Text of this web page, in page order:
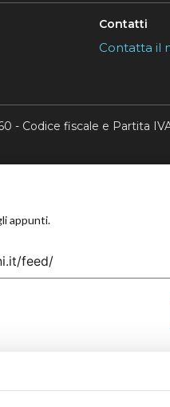
Contatti
Contatta il
- Codice fiscale e Partita
appunti.